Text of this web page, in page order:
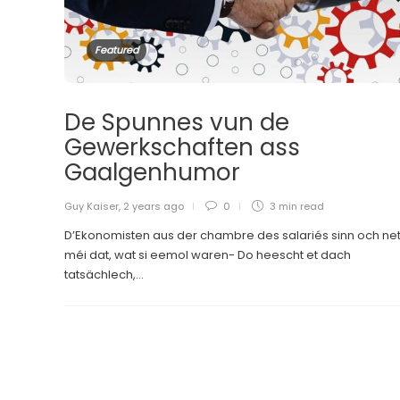
Featured
De Spunnes vun de
Gewerkschaften ass
Gaalgenhumor
Guy Kaiser, 2 years ago 0 3 min read
D’Ekonomisten aus der chambre des salariés sinn och net
méi dat, wat si eemol waren- Do heescht et dach
tatsächlech,...